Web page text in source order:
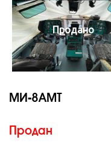
Продано
МИ-8АМТ
Продан